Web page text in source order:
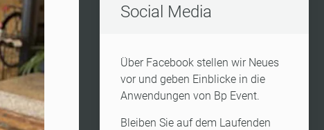
Social Media
Über Facebook stellen wir Neues
vor und geben Einblicke in die
Anwendungen von Bp Event.
Bleiben Sie auf dem Laufenden